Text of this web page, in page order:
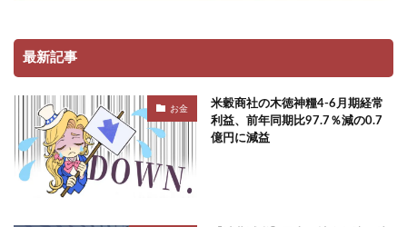
最新記事
お金
米穀商社の木徳神糧4-6月期経常
利益、前年同期比97.7％減の0.7
億円に減益